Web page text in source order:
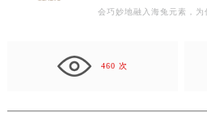
会巧妙地融入海兔元素，为
460 次